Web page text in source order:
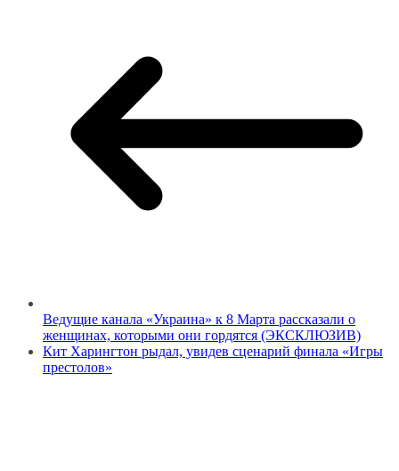
Ведущие канала «Украина» к 8 Марта рассказали о
женщинах, которыми они гордятся (ЭКСКЛЮЗИВ)
Кит Харингтон рыдал, увидев сценарий финала «Игры
престолов»